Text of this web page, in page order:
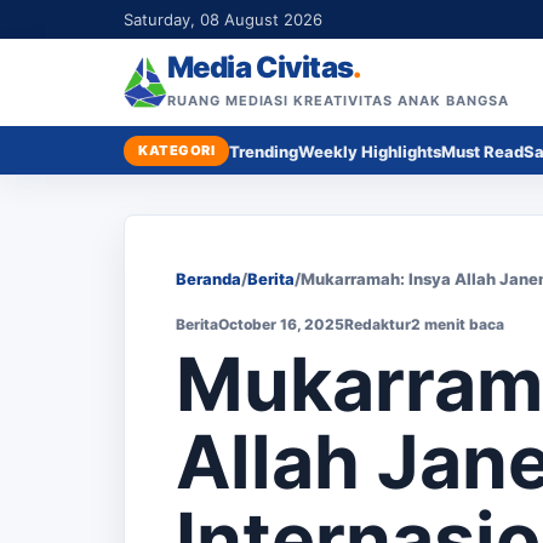
Saturday, 08 August 2026
Media Civitas.
RUANG MEDIASI KREATIVITAS ANAK BANGSA
KATEGORI TrendingWeekly HighlightsMust Read
Beranda/Berita/Mukarramah: Insya Allah
BeritaOctober 16, 2025Redaktur2 menit baca
Allah